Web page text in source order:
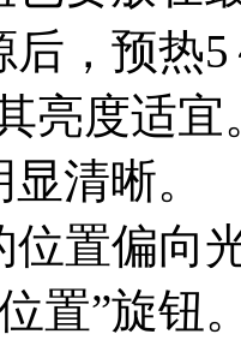
，预热5
亮度适
清晰。
置偏向
置”旋钮